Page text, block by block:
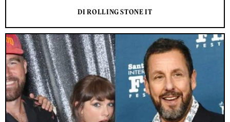
DI ROLLING STONE IT